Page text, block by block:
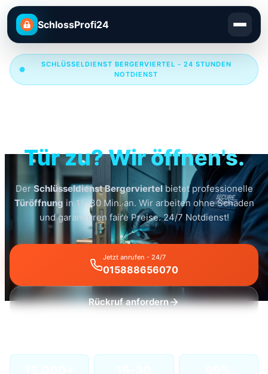
SchlossProfi24
SCHLÜSSELDIENST BERGERVIERTEL - 24 STUNDEN
NOTDIENST
Tür zu? Wir öffnen's.
DerSchlüsseldienst Bergerviertelbietet professionelle
Türöffnung in 15-30 Min. an. Wir arbeiten ohne Schäden
und garantieren faire Preise. 24/7 Notdienst!
Jetzt anrufen - 24/7
015888656070
Rückruf anfordern